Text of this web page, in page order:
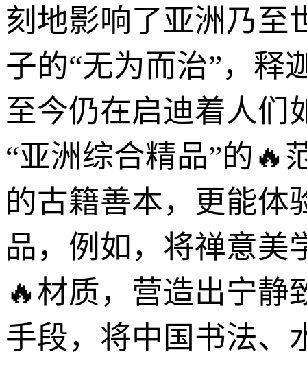
刻地影响了亚洲乃至
子的“无为而治”，释
至今仍在启迪着人们
“亚洲综合精品”的🔥
的古籍善本，更能体
品，例如，将禅意美
🔥材质，营造出宁静
手段，将中国书法、